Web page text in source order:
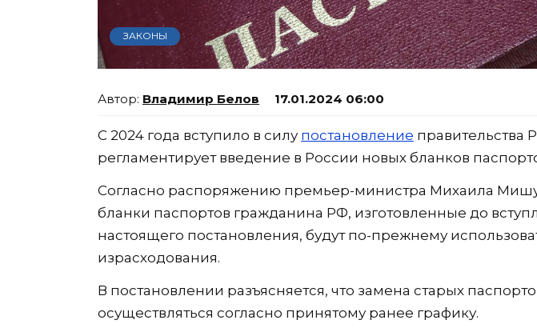
ЗАКОНЫ
Владимир Белов 17.01.2024 06:00
С 2024 года вступило в силу постановление правительства
регламентирует введение в России новых бланков
Согласно распоряжению премьер-министра Михаила
бланки паспортов гражданина РФ, изготовленные до
настоящего постановления, будут по-прежнему
израсходования.
В постановлении разъясняется, что замена старых
осуществляться согласно принятому ранее графику.